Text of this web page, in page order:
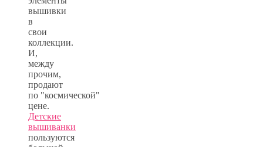
вышивки
в
свои
коллекции.
И,
между
прочим,
продают
по "космической"
цене.
Детские
вышиванки
пользуются